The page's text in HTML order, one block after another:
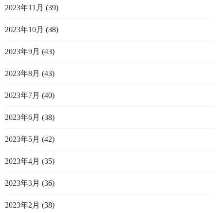
2023年11月 (39)
2023年10月 (38)
2023年9月 (43)
2023年8月 (43)
2023年7月 (40)
2023年6月 (38)
2023年5月 (42)
2023年4月 (35)
2023年3月 (36)
2023年2月 (38)